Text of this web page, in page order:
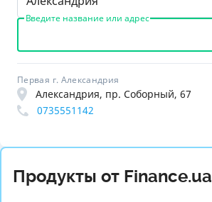
Введите название или адрес
Первая г. Александрия
Александрия, пр. Соборный, 67
0735551142
Продукты от Finance.ua